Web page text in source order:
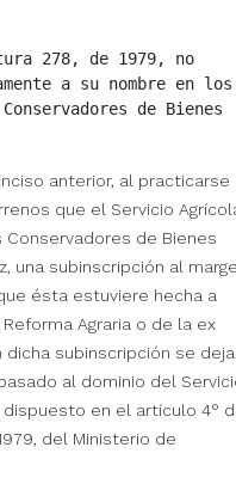
278, de 1979, no
a su nombre en los
de Bienes
anterior, al practicarse
que el Servicio
de Bienes
una subinscripción al
ésta estuviere hecha a
Agraria o de la ex
dicha subinscripción se
al dominio del
dispuesto en el artículo 4°
del Ministerio de